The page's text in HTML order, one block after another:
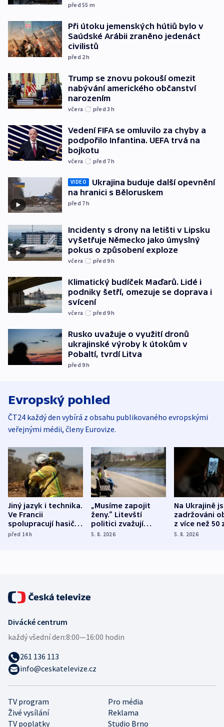
před 55 m
Při útoku jemenských hútiů bylo v
Saúdské Arábii zraněno jedenáct
civilistů
před 2h
Trump se znovu pokouší omezit
nabývání amerického občanství
narozením
včera před 3h
Vedení FIFA se omluvilo za chyby a
podpořilo Infantina. UEFA trvá na
bojkotu
včera před 7h
VIDEO
Ukrajina buduje další opevnění
na hranici s Běloruskem
před 7h
Incidenty s drony na letišti v Lipsku
vyšetřuje Německo jako úmyslný
pokus o způsobení exploze
včera před 9h
Klimatický budíček Maďarů. Lidé i
podniky šetří, omezuje se doprava i
svícení
včera před 9h
Rusko uvažuje o využití dronů
ukrajinské výroby k útokům v
Pobaltí, tvrdí Litva
před 9h
Evropský pohled
ČT24 každý den vybírá z obsahu publikovaného evropskými
veřejnými médii, členy Eurovize.
Jiný jazyk i technika.
Ve Francii
spolupracují hasiči z
různých zemí
před 14h
„Musíme zapojit
ženy.“ Litevští
politici zvažují
dohodu o
5. 8. 2026
Na Ukrajině
zadržováni
z více než 50
Bojovali na
5. 8. 2026
TV program
Pro média
Živé vysílání
Reklama
TV poplatky
Studio Brno
Divácké centrum
každý všední den:8:00—16:00 hodin
261 136 113
info@ceskatelevize.cz